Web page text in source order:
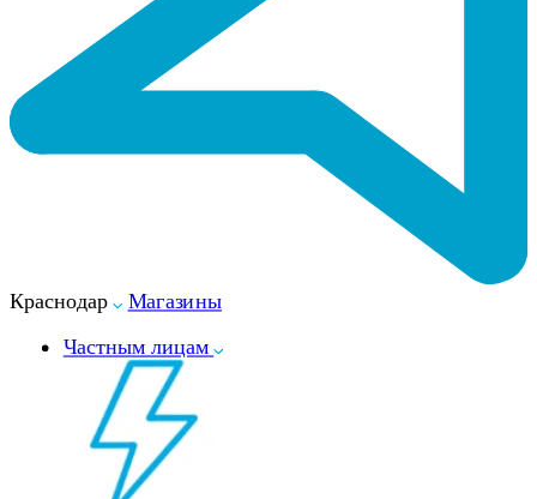
Краснодар
Магазины
Частным лицам